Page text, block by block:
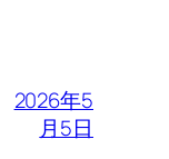
2026年5
月5日